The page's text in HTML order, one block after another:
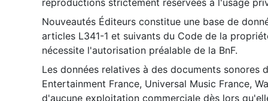
reproductions strictement réservées à l'usage
Nouveautés Éditeurs constitue une base de
articles L341-1 et suivants du Code de la
nécessite l'autorisation préalable de la BnF.
Les données relatives à des documents sonores
Entertainment France, Universal Music France,
d'aucune exploitation commerciale dès lors